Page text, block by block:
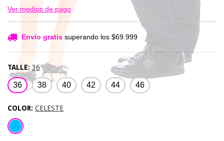
Ver medios de pago
Envío gratis superando los $69.999
TALLE: 36
36 38 40 42 44 46
COLOR: CELESTE